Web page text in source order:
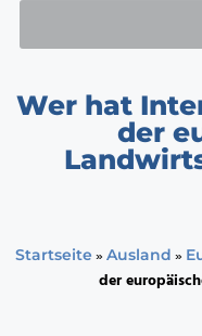
Wer hat
der
Startseite » Ausland »
der